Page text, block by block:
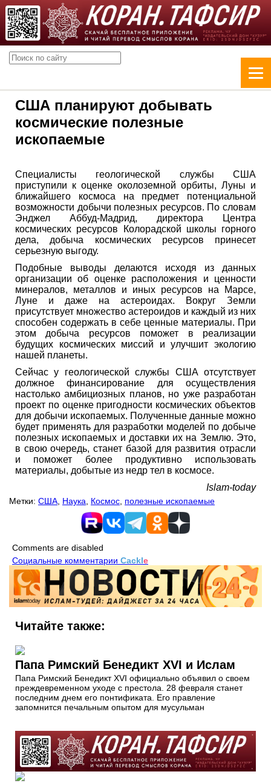
США планируют добывать
космические полезные
ископаемые
Специалисты геологической службы США
приступили к оценке околоземной орбиты, Луны и
ближайшего космоса на предмет потенциальной
возможности добычи полезных ресурсов. По словам
Энджел Аббуд-Мадрид, директора Центра
космических ресурсов Колорадской школы горного
дела, добыча космических ресурсов принесет
серьезную выгоду.
Подобные выводы делаются исходя из данных
организации об оценке расположения и ценности
минералов, металлов и иных ресурсов на Марсе,
Луне и даже на астероидах. Вокруг Земли
присутствует множество астероидов и каждый из них
способен содержать в себе ценные материалы. При
этом добыча ресурсов поможет в реализации
будущих космических миссий и улучшит экологию
нашей планеты.
Сейчас у геологической службы США отсутствует
должное финансирование для осуществления
настолько амбициозных планов, но уже разработан
проект по оценке пригодности космических объектов
для добычи ископаемых. Полученные данные можно
будет применять для разработки моделей по добыче
полезных ископаемых и доставки их на Землю. Это,
в свою очередь, станет базой для развития отрасли
и поможет более продуктивно использовать
материалы, добытые из недр тел в космосе.
Islam-today
Метки: США Наука Космос полезные ископаемые
Comments are disabled
Социальные комментарии Cackle
Читайте также:
Папа Римский Бенедикт XVI и Ислам
Папа Римский Бенедикт XVI официально объявил о своем
преждевременном уходе с престола. 28 февраля станет
последним днем его понтификата. Его правление
запомнится печальным опытом для мусульман